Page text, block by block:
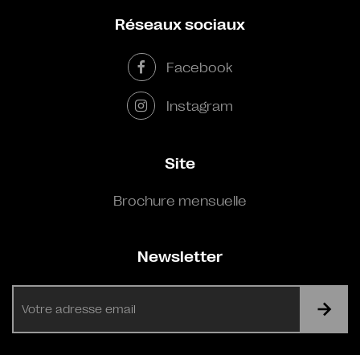
Réseaux sociaux
Facebook
Instagram
Site
Brochure mensuelle
Newsletter